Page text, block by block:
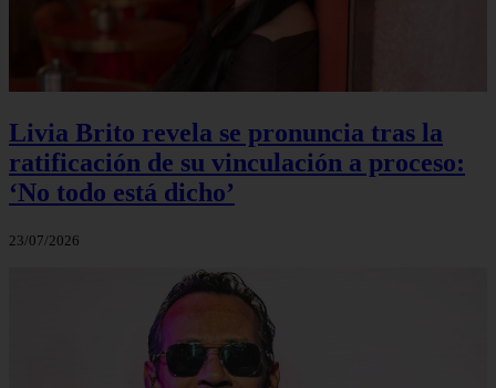
Livia Brito revela se pronuncia tras la
ratificación de su vinculación a proceso:
‘No todo está dicho’
23/07/2026